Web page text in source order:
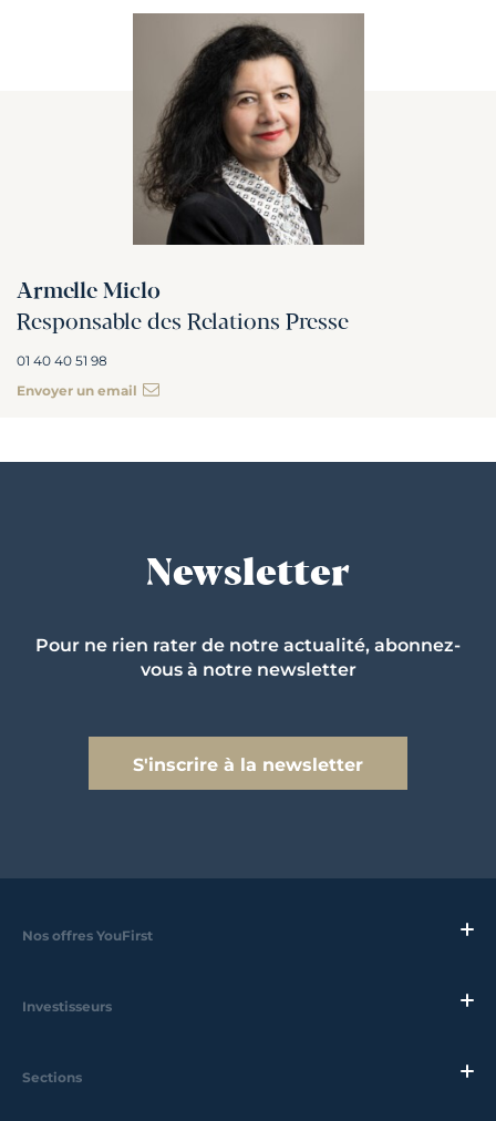
Armelle Miclo
Responsable des Relations Presse
01 40 40 51 98
Envoyer un email
Newsletter
Pour ne rien rater de notre actualité, abonnez-
vous à notre newsletter
S'inscrire à la newsletter
Nos offres YouFirst
Investisseurs
Sections